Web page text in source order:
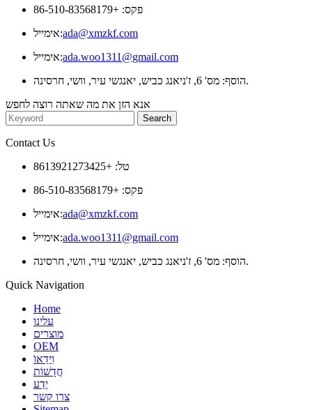
פקס: +86-510-83568179
אימייל:ada@xmzkf.com
אימייל:ada.woo1311@gmail.com
הוסף: מס' 6, ז'ניאנג כביש, יאנגשי עיר, וושי, חרסינה.
אנא הזן את מה שאתה רוצה לחפש
Contact Us
טל: +8613921273425
פקס: +86-510-83568179
אימייל:ada@xmzkf.com
אימייל:ada.woo1311@gmail.com
הוסף: מס' 6, ז'ניאנג כביש, יאנגשי עיר, וושי, חרסינה.
Quick Navigation
Home
עלינו
מוצרים
OEM
וִידֵאוֹ
חֲדָשׁוֹת
יֶדַע
צרו קשר